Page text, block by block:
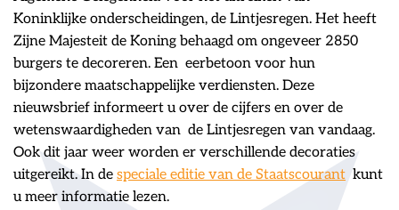
Koninklijke onderscheidingen, de Lintjesregen. Het heeft
Zijne Majesteit de Koning behaagd om ongeveer 2850
burgers te decoreren. Een eerbetoon voor hun
bijzondere maatschappelijke verdiensten. Deze
nieuwsbrief informeert u over de cijfers en over de
wetenswaardigheden van de Lintjesregen van vandaag.
Ook dit jaar weer worden er verschillende decoraties
uitgereikt. In de speciale editie van de Staatscourant kunt
u meer informatie lezen.